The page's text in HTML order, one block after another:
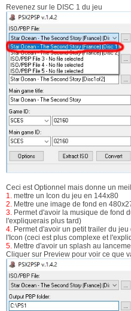
Revenez sur le DISC 1 du jeu
Ceci est Optionnel mais donne un
1. mettre un Icon du jeu en 144x80
2. Mettre une image de fond en
3. Permet d'avoir la musique de fond
l'expliquerais plus tard)
4. Permet d'avoir un petit trailer du
l'Icon (ceci est plus complexe et
5. Mettre d'avoir un splash au
Cliquer sur Preview pour voir ce que